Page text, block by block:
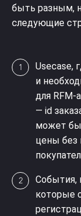
быть разным,
следующие
Usecase,
и
для RFM-
— id
может
цены без
События,
которые